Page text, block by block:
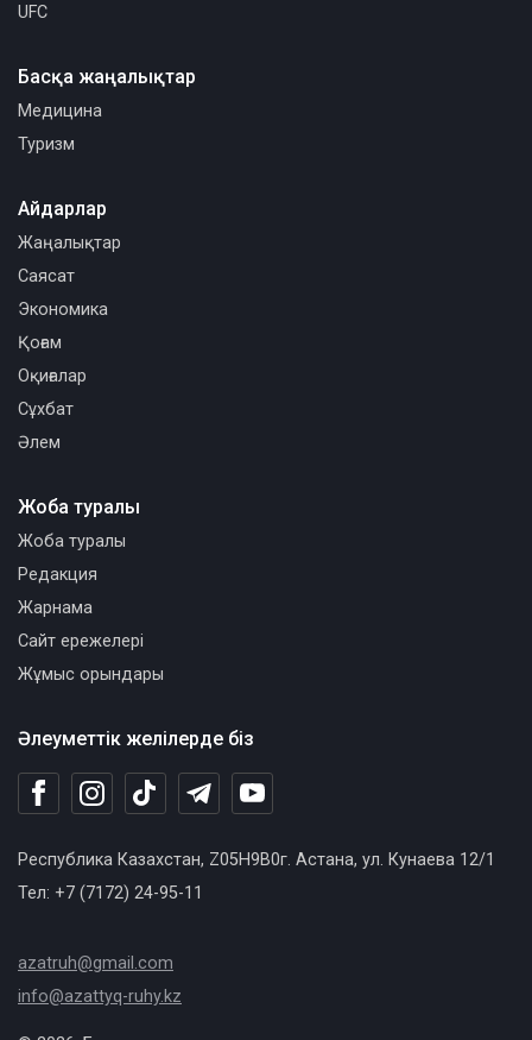
UFC
Басқа жаңалықтар
Медицина
Туризм
Әлеуметтік желілерде біз
Республика Казахстан, Z05H9B0г. Астана, ул. Кунаева 12/1
Тел: +7 (7172) 24-95-11
azatruh@gmail.com
info@azattyq-ruhy.kz
Айдарлар
Жаңалықтар
Саясат
Экономика
Қоғам
Оқиғалар
Сұхбат
Әлем
Жоба туралы
Жоба туралы
Редакция
Жарнама
Сайт ережелері
Жұмыс орындары